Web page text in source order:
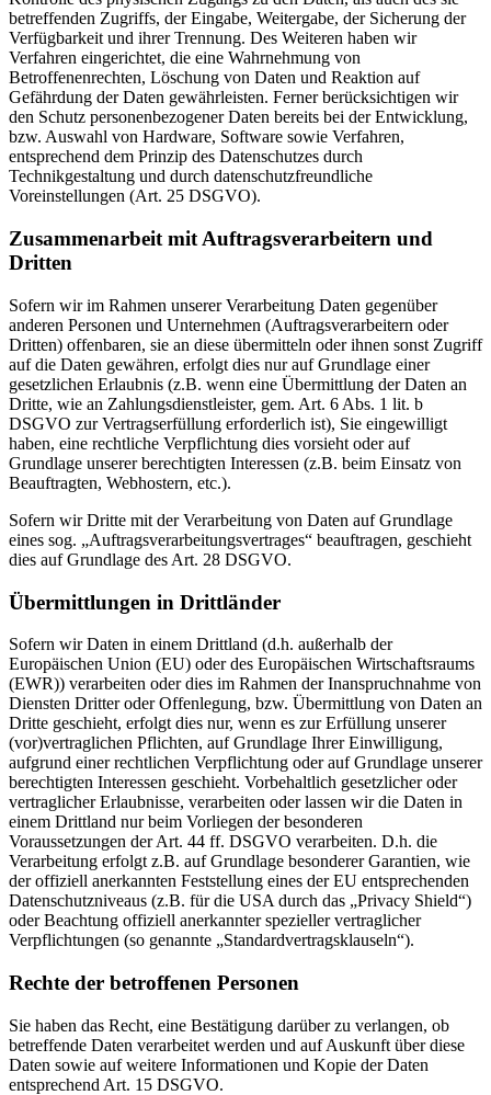
betreffenden Zugriffs, der Eingabe, Weitergabe, der Sicherung der
Verfügbarkeit und ihrer Trennung. Des Weiteren haben wir
Verfahren eingerichtet, die eine Wahrnehmung von
Betroffenenrechten, Löschung von Daten und Reaktion auf
Gefährdung der Daten gewährleisten. Ferner berücksichtigen wir
den Schutz personenbezogener Daten bereits bei der Entwicklung,
bzw. Auswahl von Hardware, Software sowie Verfahren,
entsprechend dem Prinzip des Datenschutzes durch
Technikgestaltung und durch datenschutzfreundliche
Voreinstellungen (Art. 25 DSGVO).
Zusammenarbeit mit Auftragsverarbeitern und
Dritten
Sofern wir im Rahmen unserer Verarbeitung Daten gegenüber
anderen Personen und Unternehmen (Auftragsverarbeitern oder
Dritten) offenbaren, sie an diese übermitteln oder ihnen sonst Zugriff
auf die Daten gewähren, erfolgt dies nur auf Grundlage einer
gesetzlichen Erlaubnis (z.B. wenn eine Übermittlung der Daten an
Dritte, wie an Zahlungsdienstleister, gem. Art. 6 Abs. 1 lit. b
DSGVO zur Vertragserfüllung erforderlich ist), Sie eingewilligt
haben, eine rechtliche Verpflichtung dies vorsieht oder auf
Grundlage unserer berechtigten Interessen (z.B. beim Einsatz von
Beauftragten, Webhostern, etc.).
Sofern wir Dritte mit der Verarbeitung von Daten auf Grundlage
eines sog. „Auftragsverarbeitungsvertrages“ beauftragen, geschieht
dies auf Grundlage des Art. 28 DSGVO.
Übermittlungen in Drittländer
Sofern wir Daten in einem Drittland (d.h. außerhalb der
Europäischen Union (EU) oder des Europäischen Wirtschaftsraums
(EWR)) verarbeiten oder dies im Rahmen der Inanspruchnahme von
Diensten Dritter oder Offenlegung, bzw. Übermittlung von Daten an
Dritte geschieht, erfolgt dies nur, wenn es zur Erfüllung unserer
(vor)vertraglichen Pflichten, auf Grundlage Ihrer Einwilligung,
aufgrund einer rechtlichen Verpflichtung oder auf Grundlage unserer
berechtigten Interessen geschieht. Vorbehaltlich gesetzlicher oder
vertraglicher Erlaubnisse, verarbeiten oder lassen wir die Daten in
einem Drittland nur beim Vorliegen der besonderen
Voraussetzungen der Art. 44 ff. DSGVO verarbeiten. D.h. die
Verarbeitung erfolgt z.B. auf Grundlage besonderer Garantien, wie
der offiziell anerkannten Feststellung eines der EU entsprechenden
Datenschutzniveaus (z.B. für die USA durch das „Privacy Shield“)
oder Beachtung offiziell anerkannter spezieller vertraglicher
Verpflichtungen (so genannte „Standardvertragsklauseln“).
Rechte der betroffenen Personen
Sie haben das Recht, eine Bestätigung darüber zu verlangen, ob
betreffende Daten verarbeitet werden und auf Auskunft über diese
Daten sowie auf weitere Informationen und Kopie der Daten
entsprechend Art. 15 DSGVO.